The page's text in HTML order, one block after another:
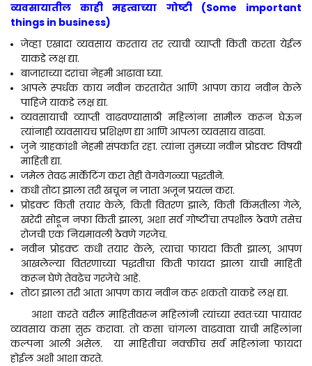
व्यवसायातील काही महत्वाच्या गोष्टी(Some important
things in business)
जेव्हा एखादा व्यवसाय करताय तर त्याची व्याप्ती किती करता येईल
याकडे लक्ष द्या.
बाजाराच्या दरांचा नेहमी आढावा घ्या.
आपले स्पर्धक काय नवीन करतायेत आणि आपण काय नवीन केले
पाहिजे याकडे लक्ष द्या.
व्यवसायाची व्याप्ती वाढवण्यासाठी महिलांना सामील करून घेऊन
त्यांनाही व्यवसायच प्रशिक्षण द्या आणि आपला व्यवसाय वाढवा.
जुने ग्राहकांशी नेहमी संपर्कात रहा. त्यांना तुमच्या नवीन प्रोडक्ट विषयी
माहिती द्या.
जमेल तेवढ मार्केटिंग करा तेही वेगवेगळ्या पद्धतीने.
कधी तोटा झाला तरी खचून न जाता अजून प्रयत्न करा.
प्रोडक्ट किती तयार केले, किती वितरण झाले, किती किंमतीला गेले,
खरेदी सोडून नफा किती झाला, अशा सर्व गोष्टींचा तपशील ठेवणे तसेच
रोजची एक नियमावली ठेवणे गरजेच.
नवीन प्रोडक्ट कधी तयार केले, त्याचा फायदा किती झाला, आपण
आखलेल्या वितरणाच्या पद्धतीचा किती फायदा झाला याची माहिती
करून घेणे तेवढेच गरजेचे आहे.
तोटा झाला तरी आता आपण काय नवीन करू शकतो याकडे लक्ष द्या.
आशा करते वरील माहितीवरून महिलांनी त्यांच्या स्वतःच्या पायावर
व्यवसाय कसा सुरु करावा. तो कसा चांगला वाढवावा याची महिलांना
कल्पना आली असेल. या माहितीचा नक्कीच सर्व महिलांना फायदा
होईल अशी आशा करते.